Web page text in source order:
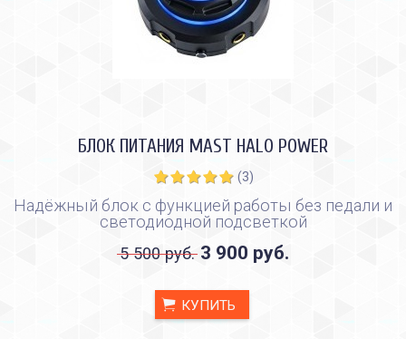
БЛОК ПИТАНИЯ MAST HALO POWER
(3)
Надёжный блок с функцией работы без педали и
светодиодной подсветкой
5 500 руб. 3 900 руб.
КУПИТЬ